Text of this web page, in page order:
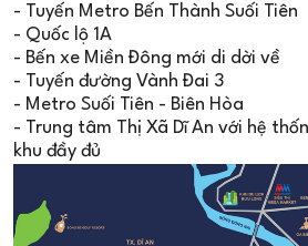
- Tuyến Metro Bến Thành Suối Tiên
- Quốc lộ 1A
- Bến xe Miền Đông mới di dời về
- Tuyến đường Vành Đai 3
- Metro Suối Tiên - Biên Hòa
- Trung tâm Thị Xã Dĩ An với hệ
khu đầy đủ